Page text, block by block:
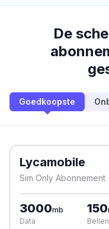
De
Goedkoopste
Lycamobile
Sim Only Abonnement
3000mb
Data
150
Bellen